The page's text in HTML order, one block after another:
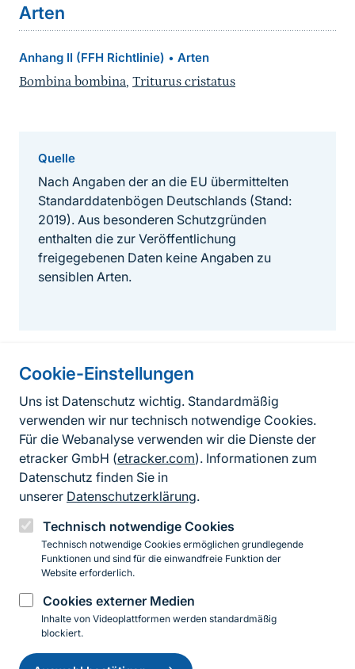
Cookie-Einstellungen
Uns ist Datenschutz wichtig. Standardmäßig
verwenden wir nur technisch notwendige Cookies.
Für die Webanalyse verwenden wir die Dienste der
etracker GmbH (etracker.com). Informationen zum
Datenschutz finden Sie in
unserer Datenschutzerklärung.
Technisch notwendige Cookies
Technisch notwendige Cookies ermöglichen grundlegende
Funktionen und sind für die einwandfreie Funktion der
Website erforderlich.
Cookies externer Medien
Inhalte von Videoplattformen werden standardmäßig
blockiert.
Einwilligung
Arten
Anhang II (FFH Richtlinie) • Arten
Bombina bombina, Triturus cristatus
Quelle
Nach Angaben der an die EU übermittelten
Standarddatenbögen Deutschlands (Stand:
2019). Aus besonderen Schutzgründen
enthalten die zur Veröffentlichung
freigegebenen Daten keine Angaben zu
sensiblen Arten.
Informationen zur Seite
FußzeileKontakt zum BfN
Kontaktformular
Erklärung zur Barrierefreiheit
Impressum
Datenschutz
InstagramFacebookYouTubeLinkedIn
© 2026 Bundesamt für Naturschutz